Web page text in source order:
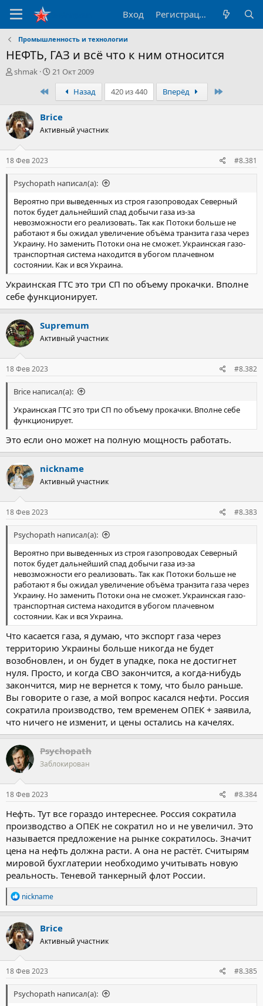
Вход Регистрация
Промышленность и технологии
НЕФТЬ, ГАЗ и всё что к ним относится
А
р
т
е
м
ы
shmak
Д
а
н
а
ч
21 Окт 2009
ПервыйНазад 420 из 440 Вперёд
Brice
Активный участник
18 Фев 2023 #8.381
Psychopath написал(а):
Вероятно при выведенных из строя газопроводах Северный
поток будет дальнейший спад добычи газа из-за
невозможности его реализовать. Так как Потоки больше не
работают я бы ожидал увеличение объёма транзита газа через
Украину. Но заменить Потоки она не сможет. Украинская газо-
транспортная система находится в убогом плачевном
состоянии. Как и вся Украина.
Украинская ГТС это три СП по объему прокачки. Вполне
себе функционирует.
Supremum
Активный участник
18 Фев 2023 #8.382
Brice написал(а):
Украинская ГТС это три СП по объему прокачки. Вполне себе
функционирует.
Это если оно может на полную мощность работать.
nickname
Активный участник
18 Фев 2023 #8.383
Psychopath написал(а):
Вероятно при выведенных из строя газопроводах Северный
поток будет дальнейший спад добычи газа из-за
невозможности его реализовать. Так как Потоки больше не
работают я бы ожидал увеличение объёма транзита газа через
Украину. Но заменить Потоки она не сможет. Украинская газо-
транспортная система находится в убогом плачевном
состоянии. Как и вся Украина.
Что касается газа, я думаю, что экспорт газа через
территорию Украины больше никогда не будет
возобновлен, и он будет в упадке, пока не достигнет
нуля. Просто, и когда СВО закончится, а когда-нибудь
закончится, мир не вернется к тому, что было раньше.
Вы говорите о газе, а мой вопрос касался нефти. Россия
сократила производство, тем временем ОПЕК + заявила,
что ничего не изменит, и цены остались на качелях.
Psychopath
Заблокирован
18 Фев 2023 #8.384
Нефть. Тут все гораздо интереснее. Россия сократила
производство а ОПЕК не сократил но и не увеличил. Это
называется предложение на рынке сократилось. Значит
цена на нефть должна расти. А она не растёт. Считырям
мировой бухглатерии необходимо учитывать новую
реальность. Теневой танкерный флот России.
Р
е
а
к
ц
и
и
:
nickname
Brice
Активный участник
18 Фев 2023 #8.385
Psychopath написал(а):